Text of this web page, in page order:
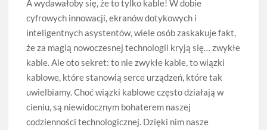
A wydawałoby się, że to tylko kable! W dobie
cyfrowych innowacji, ekranów dotykowych i
inteligentnych asystentów, wiele osób zaskakuje fakt,
że za magią nowoczesnej technologii kryją się… zwykłe
kable. Ale oto sekret: to nie zwykłe kable, to wiązki
kablowe, które stanowią serce urządzeń, które tak
uwielbiamy. Choć wiązki kablowe często działają w
cieniu, są niewidocznym bohaterem naszej
codzienności technologicznej. Dzięki nim nasze